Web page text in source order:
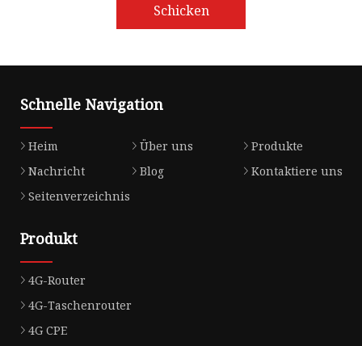
Schicken
Schnelle Navigation
Heim Über uns
Produkte
Nachricht
Blog
Kontaktiere uns
Seitenverzeichnis
Produkt
4G-Router
4G-Taschenrouter
4G CPE